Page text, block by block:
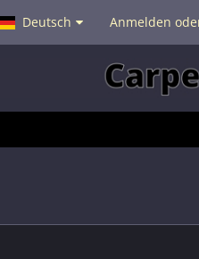
Hilfe
Deutsch Anmelden